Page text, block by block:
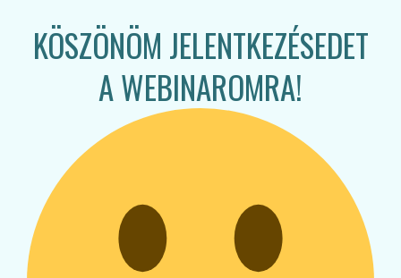
KÖSZÖNÖM JELENTKEZÉSEDET
A WEBINAROMRA!